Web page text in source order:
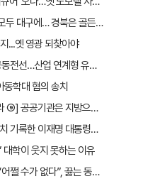
뇌졸중 전문 상급종합병원 4곳 모두 대구에… 경북은 골든타임 사각지대
...옛 영광 되찾아야
2차 공공기관 이전 앞두고 TK 공동전선…산업 연계형 유치 승부수
학대 혐의 송치
[특별기획-사는 곳이 계급인 나라 ⑨] 공공기관은 지방으로 왔지만, 그들이 사는 곳은 서울이었다
[뉴스 분석] 취임 후 지지율 최저치 기록한 이재명 대통령…왜?
학이 웃지 못하는 이유
[대구·경북 기후재난 보고서③] “어쩔 수가 없다”, 끓는 동해…‘절멸 위기’ 경북 수산업